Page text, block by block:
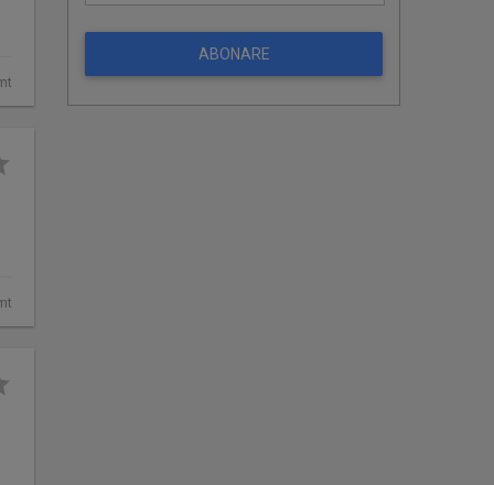
ABONARE